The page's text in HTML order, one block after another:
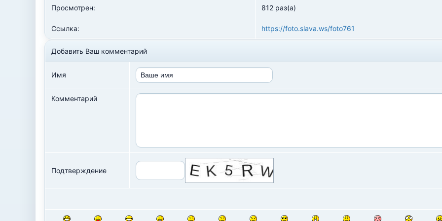
Просмотрен: 812 раз(а)
Ссылка: https://foto.slava.ws/foto761
Добавить Ваш комментарий
Имя
Комментарий
Подтверждение